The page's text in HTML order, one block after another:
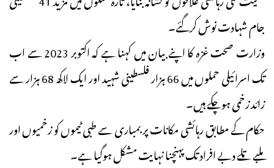
جام شہادت نوش کرگئے۔
وزارت صحت غزہ کا اپنے بیان میں کہنا ہے کہ اکتوبر 2023 سے اب
تک اسرائیلی حملوں میں 66 ہزار فلسطینی شہید اور ایک لاکھ 68 ہزار سے
زائد زخمی ہوچکے ہیں۔
حکام کے مطابق رہائشی مکانات پر بمباری سے طبی ٹیموں کو زخمیوں اور
ملبے تلے دبے افراد تک پہنچنا نہایت مشکل ہوگیا ہے۔